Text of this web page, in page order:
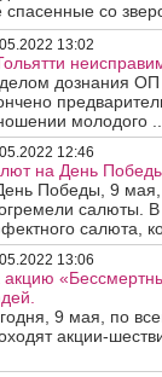
спасенные со
13:02
дознания
молодого ..
12:46
на День
Победы, 9 мая,
салюты.
салюта,
13:06
акцию
9 мая, по
акции-